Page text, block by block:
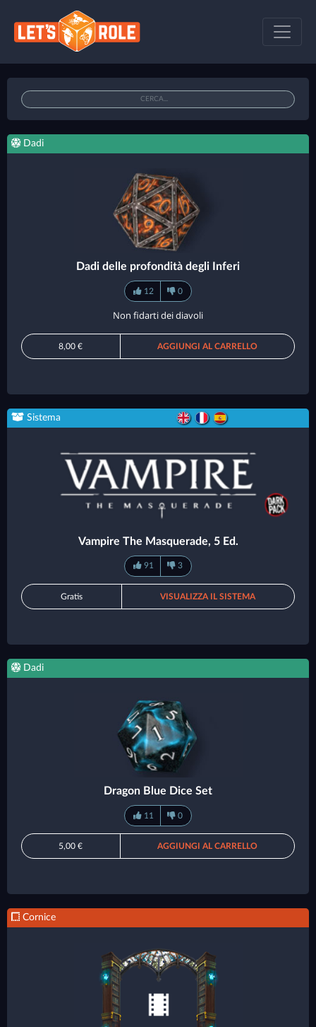
Dadi
Dadi delle profondità degli Inferi
12 0
Non fidarti dei diavoli
8,00 € AGGIUNGI AL CARRELLO
Sistema
Vampire The Masquerade, 5 Ed.
91 3
Gratis VISUALIZZA IL SISTEMA
Dadi
Dragon Blue Dice Set
11 0
5,00 € AGGIUNGI AL CARRELLO
Cornice